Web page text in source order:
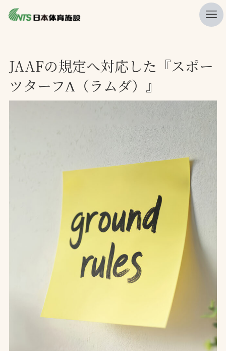
ニュース
プレスリリース
検索
お取引先の皆様へ
プライバシーポリシー
ソーシャルメディアポリシー
JAAFの規定へ対応した『スポー
ツターフΛ（ラムダ）』